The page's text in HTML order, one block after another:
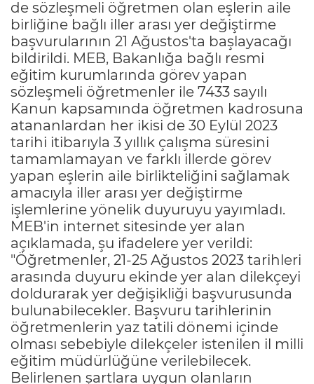
de sözleşmeli öğretmen olan eşlerin aile
birliğine bağlı iller arası yer değiştirme
başvurularının 21 Ağustos'ta başlayacağı
bildirildi. MEB, Bakanlığa bağlı resmi
eğitim kurumlarında görev yapan
sözleşmeli öğretmenler ile 7433 sayılı
Kanun kapsamında öğretmen kadrosuna
atananlardan her ikisi de 30 Eylül 2023
tarihi itibarıyla 3 yıllık çalışma süresini
tamamlamayan ve farklı illerde görev
yapan eşlerin aile birlikteliğini sağlamak
amacıyla iller arası yer değiştirme
işlemlerine yönelik duyuruyu yayımladı.
MEB'in internet sitesinde yer alan
açıklamada, şu ifadelere yer verildi:
"Öğretmenler, 21-25 Ağustos 2023 tarihleri
arasında duyuru ekinde yer alan dilekçeyi
doldurarak yer değişikliği başvurusunda
bulunabilecekler. Başvuru tarihlerinin
öğretmenlerin yaz tatili dönemi içinde
olması sebebiyle dilekçeler istenilen il milli
eğitim müdürlüğüne verilebilecek.
Belirlenen şartlara uygun olanların